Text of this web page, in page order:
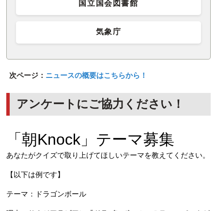
国立国会図書館
気象庁
次ページ： ニュースの概要はこちらから！
アンケートにご協力ください！